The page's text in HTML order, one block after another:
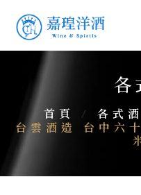
各
首頁 / 各式
台雲酒造 台中六